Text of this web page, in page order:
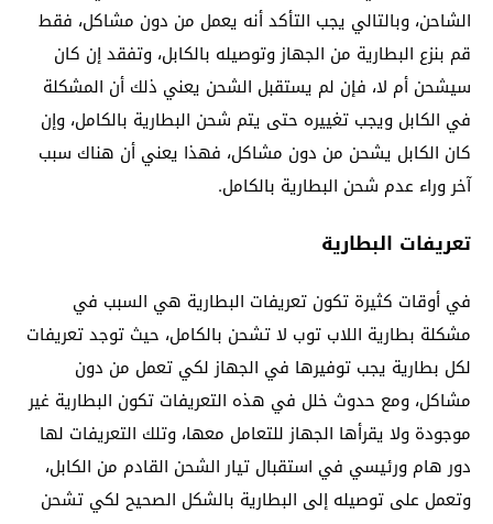
الشاحن، وبالتالي يجب التأكد أنه يعمل من دون مشاكل، فقط
قم بنزع البطارية من الجهاز وتوصيله بالكابل، وتفقد إن كان
سيشحن أم لا، فإن لم يستقبل الشحن يعني ذلك أن المشكلة
في الكابل ويجب تغييره حتى يتم شحن البطارية بالكامل، وإن
كان الكابل يشحن من دون مشاكل، فهذا يعني أن هناك سبب
آخر وراء عدم شحن البطارية بالكامل.
تعريفات البطارية
في أوقات كثيرة تكون تعريفات البطارية هي السبب في
مشكلة بطارية اللاب توب لا تشحن بالكامل، حيث توجد تعريفات
لكل بطارية يجب توفيرها في الجهاز لكي تعمل من دون
مشاكل، ومع حدوث خلل في هذه التعريفات تكون البطارية غير
موجودة ولا يقرأها الجهاز للتعامل معها، وتلك التعريفات لها
دور هام ورئيسي في استقبال تيار الشحن القادم من الكابل،
وتعمل على توصيله إلى البطارية بالشكل الصحيح لكي تشحن